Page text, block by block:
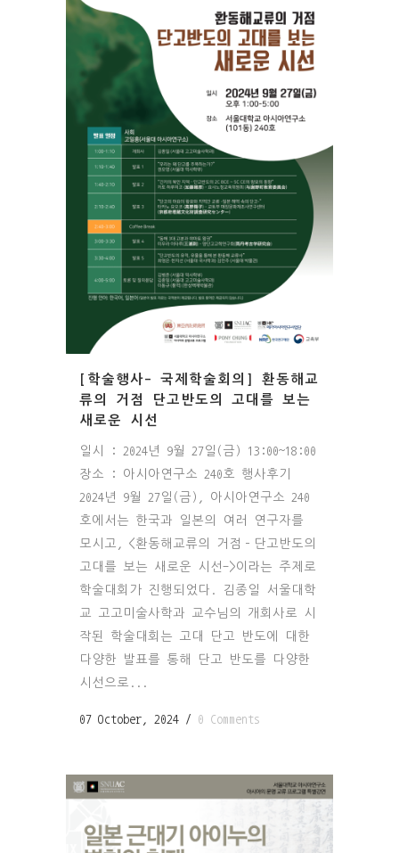
[학술행사- 국제학술회의] 환동해교
류의 거점 단고반도의 고대를 보는
새로운 시선
일시 : 2024년 9월 27일(금) 13:00~18:00
장소 : 아시아연구소 240호 행사후기
2024년 9월 27일(금), 아시아연구소 240
호에서는 한국과 일본의 여러 연구자를
모시고, <환동해교류의 거점–단고반도의
고대를 보는 새로운 시선->이라는 주제로
학술대회가 진행되었다. 김종일 서울대학
교 고고미술사학과 교수님의 개회사로 시
작된 학술대회는 고대 단고 반도에 대한
다양한 발표를 통해 단고 반도를 다양한
시선으로...
07 October, 2024 / 0 Comments